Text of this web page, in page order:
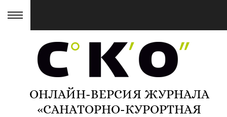
ОНЛАЙН-ВЕРСИЯ ЖУРНАЛА
«САНАТОРНО-КУРОРТНАЯ